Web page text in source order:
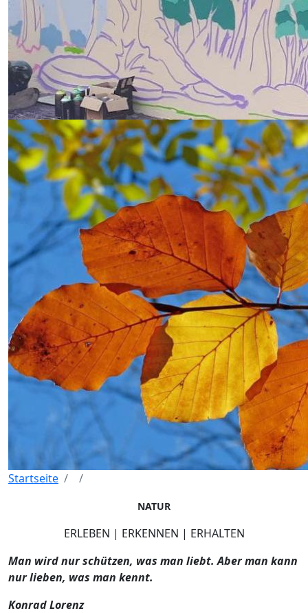
Startseite
NATUR
ERLEBEN | ERKENNEN | ERHALTEN
Man wird nur schützen, was man liebt. Aber man kann
nur lieben, was man kennt.
Konrad Lorenz